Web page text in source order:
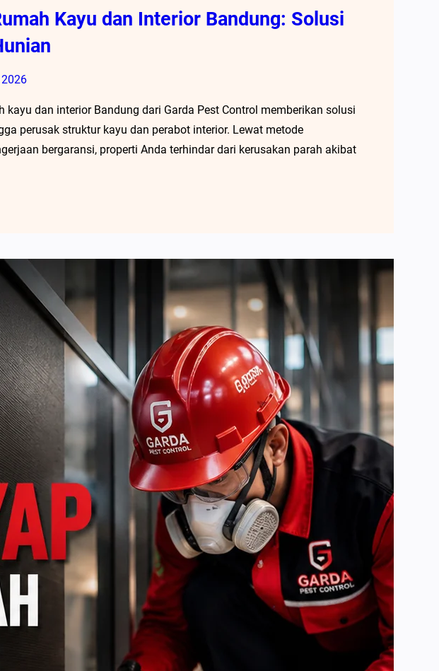
Kayu dan Interior Bandung: Solusi
kayu dan interior Bandung dari Garda Pest Control memberikan solusi
perusak struktur kayu dan perabot interior. Lewat metode
bergaransi, properti Anda terhindar dari kerusakan parah akibat